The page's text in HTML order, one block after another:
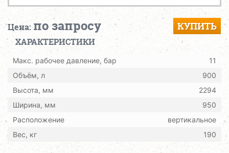
Цена:по запросу КУПИТЬ
ХАРАКТЕРИСТИКИ
Макс. рабочее давление, бар
11
Объём, л
900
Высота, мм
2294
Ширина, мм
950
Расположение
вертикальное
Вес, кг
190